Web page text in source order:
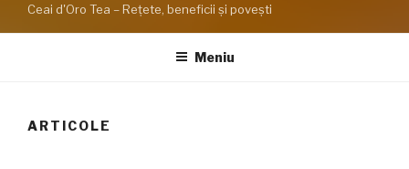
Ceai d'Oro Tea – Rețete, beneficii şi poveşti
Meniu
ARTICOLE